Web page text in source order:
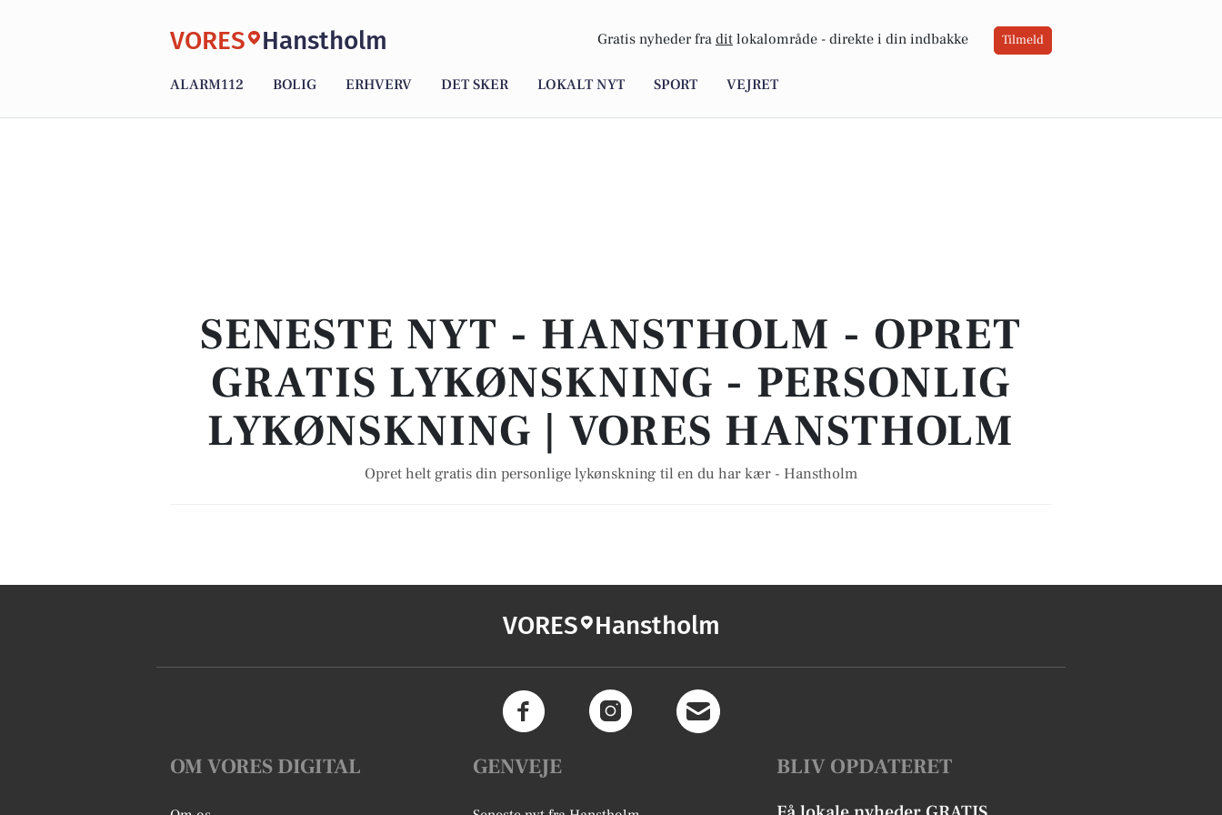
VORES Hanstholm Gratis nyheder fra dit lokalområde - direkte i din indbakke Tilmeld
ALARM112 BOLIG ERHVERV DET SKER LOKALT NYT SPORT VEJRET
SENESTE NYT - HANSTHOLM - OPRET
GRATIS LYKØNSKNING - PERSONLIG
LYKØNSKNING | VORES HANSTHOLM
Opret helt gratis din personlige lykønskning til en du har kær - Hanstholm
VORES Hanstholm
OM VORES DIGITAL GENVEJE BLIV OPDATERET